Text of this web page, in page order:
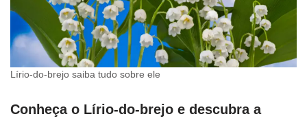
Lírio-do-brejo saiba tudo sobre ele
Conheça o Lírio-do-brejo e descubra a